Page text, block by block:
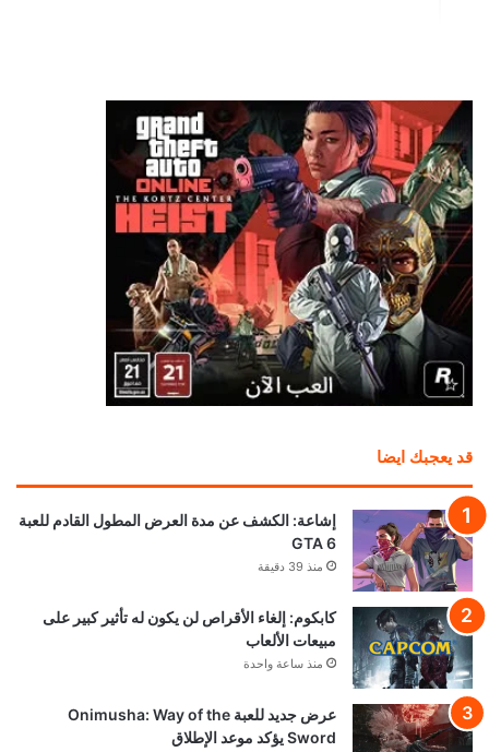
قد يعجبك ايضا
إشاعة: الكشف عن مدة العرض المطول القادم للعبة
GTA 6
منذ 39 دقيقة
كابكوم: إلغاء الأقراص لن يكون له تأثير كبير على
مبيعات الألعاب
منذ ساعة واحدة
عرض جديد للعبة Onimusha: Way of the
Sword يؤكد موعد الإطلاق